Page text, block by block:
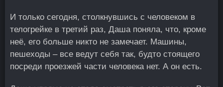
И только сегодня, столкнувшись с человеком в
телогрейке в третий раз, Даша поняла, что, кроме
неё, его больше никто не замечает. Машины,
пешеходы – все ведут себя так, будто стоящего
посреди проезжей части человека нет. А он есть.